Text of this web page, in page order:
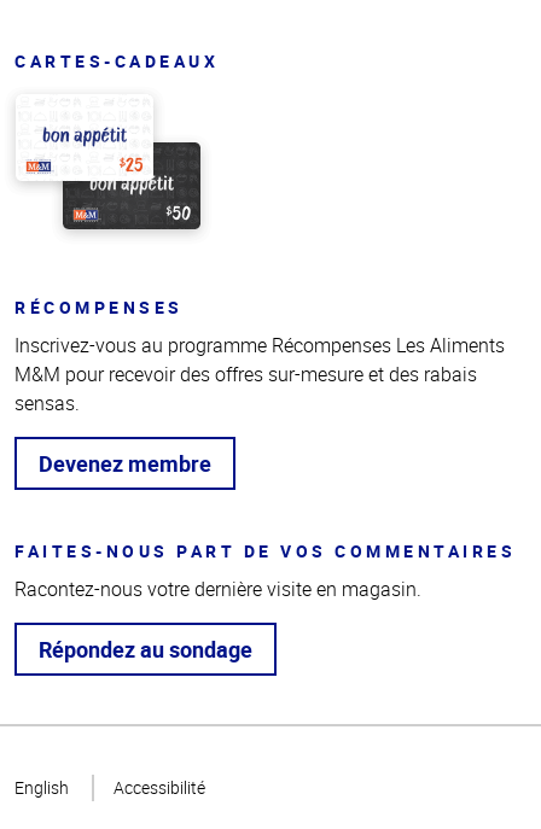
CARTES-CADEAUX
RÉCOMPENSES
Inscrivez-vous au programme Récompenses Les Aliments
M&M pour recevoir des offres sur-mesure et des rabais
sensas.
Devenez membre
FAITES-NOUS PART DE VOS COMMENTAIRES
Racontez-nous votre dernière visite en magasin.
Répondez au sondage
page
English Accessibilité